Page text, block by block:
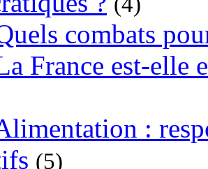
combats
France est-elle
:
(5)